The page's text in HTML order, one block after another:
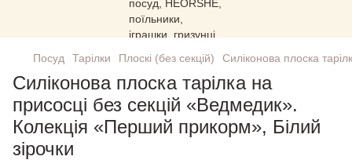
Посуд Тарілки Плоскі (без секцій) Силіконова плоска
Силіконова плоска тарілка на
присосці без секцій «Ведмедик».
Колекція «Перший прикорм», Білий
зірочки